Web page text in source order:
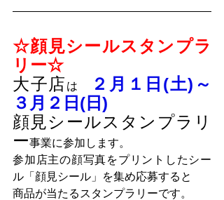
☆顔見シールスタンプラ
リー☆
大子店 は ２月１日 (土) ～
３月２日(日)
顔見シールスタンプラリ
ー事業に参加します。
参加店主の顔写真をプリントしたシー
ル「顔見シール」を集め応募すると
商品が当たるスタンプラリーです。